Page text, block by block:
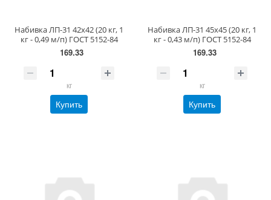
Набивка ЛП-31 42х42 (20 кг, 1
кг - 0,49 м/п) ГОСТ 5152-84
169.33
кг
Купить
Набивка ЛП-31 45х45 (20 кг, 1
кг - 0,43 м/п) ГОСТ 5152-84
169.33
кг
Купить